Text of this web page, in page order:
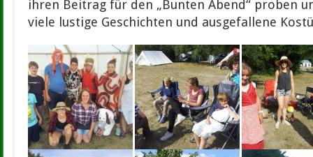
ihren Beitrag für den „Bunten Abend“ proben
viele lustige Geschichten und ausgefallene